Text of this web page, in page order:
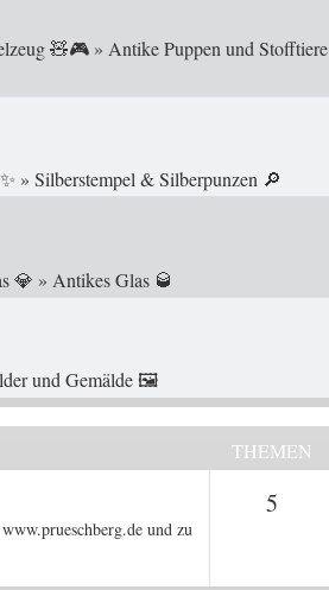
🧸🎮 » Antike Puppen und Stofftiere
» Silberstempel & Silberpunzen 🔎
💎 » Antikes Glas 🥃
und Gemälde 🖼️
THEMEN
und zu
5